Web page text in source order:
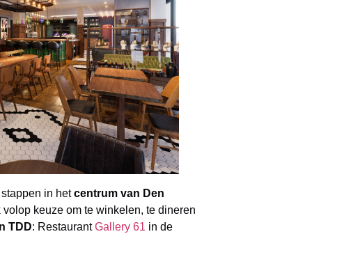
in hetcentrum van Den
keuze om te winkelen, te dineren
TDD: RestaurantGallery 61 in de